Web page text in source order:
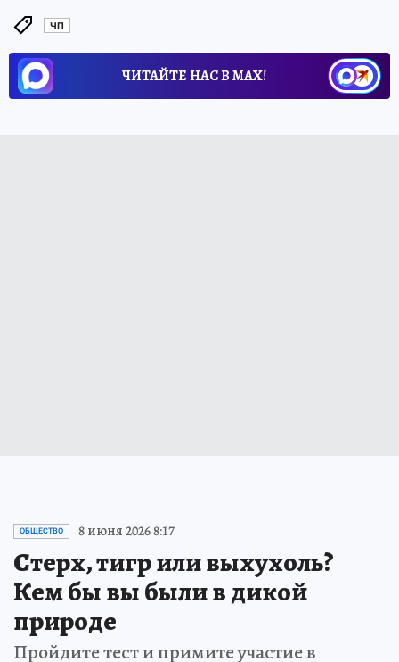
ЧП
ЧИТАЙТЕ НАС В МАХ!
ОБЩЕСТВО 8 июня 2026 8:17
Стерх, тигр или выхухоль?
Кем бы вы были в дикой
природе
Пройдите тест и примите участие в